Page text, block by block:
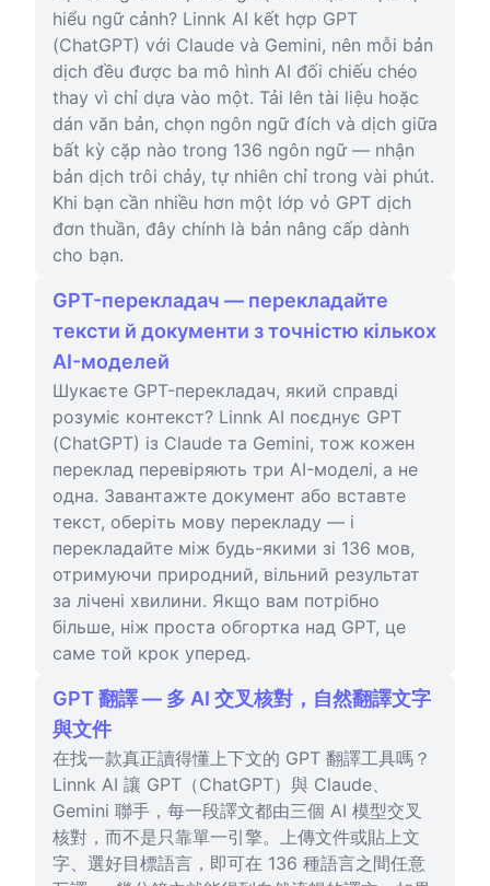
hiểu ngữ cảnh? Linnk AI kết hợp GPT
(ChatGPT) với Claude và Gemini, nên mỗi bản
dịch đều được ba mô hình AI đối chiếu chéo
thay vì chỉ dựa vào một. Tải lên tài liệu hoặc
dán văn bản, chọn ngôn ngữ đích và dịch giữa
bất kỳ cặp nào trong 136 ngôn ngữ — nhận
bản dịch trôi chảy, tự nhiên chỉ trong vài phút.
Khi bạn cần nhiều hơn một lớp vỏ GPT dịch
đơn thuần, đây chính là bản nâng cấp dành
cho bạn.
GPT-перекладач — перекладайте
тексти й документи з точністю кількох
AI-моделей
Шукаєте GPT-перекладач, який справді
розуміє контекст? Linnk AI поєднує GPT
(ChatGPT) із Claude та Gemini, тож кожен
переклад перевіряють три AI-моделі, а не
одна. Завантажте документ або вставте
текст, оберіть мову перекладу — і
перекладайте між будь-якими зі 136 мов,
отримуючи природний, вільний результат
за лічені хвилини. Якщо вам потрібно
більше, ніж проста обгортка над GPT, це
саме той крок уперед.
GPT 翻譯 — 多 AI 交叉核對，自然翻譯文字
與文件
在找一款真正讀得懂上下文的 GPT 翻譯工具嗎？
Linnk AI 讓 GPT（ChatGPT）與 Claude、
Gemini 聯手，每一段譯文都由三個 AI 模型交叉
核對，而不是只靠單一引擎。上傳文件或貼上文
字、選好目標語言，即可在 136 種語言之間任意